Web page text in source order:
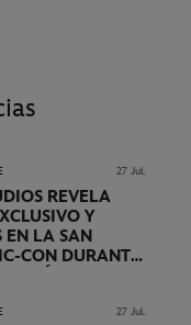
27 Jul.
REVELA
Y
EN LA SAN
CON DURANTE
27 Jul.